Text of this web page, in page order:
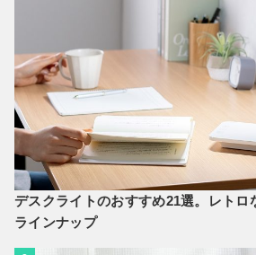
デスクライトのおすすめ21選。レトロ
ラインナップ